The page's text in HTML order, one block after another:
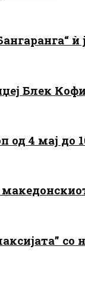
ѝ
Блек
од 4 мај до